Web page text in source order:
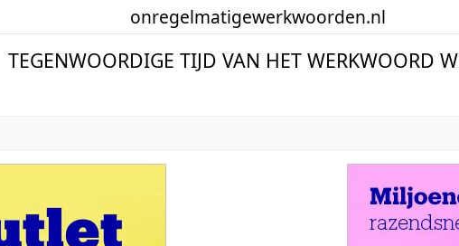
onregelmatigewerkwoorden.nl
TEGENWOORDIGE TIJD VAN HET WERKWOORD